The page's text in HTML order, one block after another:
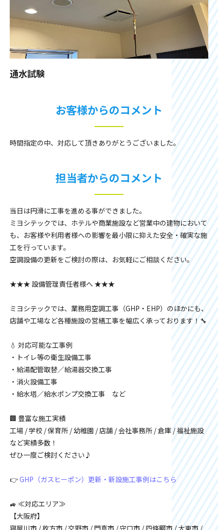
通水試験
お客様からのコメント
時間指定の中、対応して頂きありがとうございました。
担当者からのコメント
当日は円滑に工事を進める事ができました。
ミヨシテックでは、ホテルや商業施設など営業中の建物において
も、お客様や利用者様への影響を最小限に抑えた安全・確実な施
工を行っています。
空調設備の更新をご検討の際は、お気軽にご相談ください。
★★★ 設備管理責任者様へ ★★★
ミヨシテックでは、業務用空調工事（GHP・EHP）のほかにも、
店舗や工場など各種施設の営繕工事を幅広く承っております！🔧
💧 対応可能な工事例
・トイレ等の衛生設備工事
・給湯配管取替／給湯器交換工事
・消火設備工事
・給水塔／給水ポンプ交換工事 など
🏢 豊富な施工実績
工場 / 学校 / 保育所 / 幼稚園 / 店舗 / 会社事務所 / 倉庫 / 福祉施設
など実績多数！
ぜひ一度ご検討ください♪
👉GHP（ガスヒーポン）更新・新設施工事例はこちら
🚙 ≪対応エリア≫
【大阪府】
寝屋川市 / 枚方市 / 交野市 / 門真市 / 守口市 / 四條畷市 / 大東市 /